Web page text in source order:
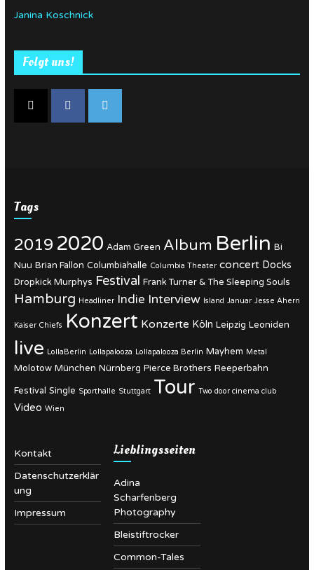
Janina Koschnick
Folgt uns!
Tags
2019 2020 Adam Green Album Berlin Bi
Nuu Brian Fallon Columbiahalle Columbia Theater concert Docks
Dropkick Murphys Festival Frank Turner & The Sleeping Souls
Hamburg Headliner Indie Interview Island Januar Jesse Ahern
Kaiser Chiefs Konzert Konzerte Köln Leipzig Leoniden
live LollaBerlin Lollapalooza Lollapalooza Berlin Mayhem Metal
Molotow München Nürnberg Pierce Brothers Reeperbahn
Festival Single Sporthalle Stuttgart Tour Two door cinema club
Video Wien
Kontakt
Datenschutzerklär
ung
Impressum
Lieblingsseiten
Adina
Scharfenberg
Photography
Bleistiftrocker
Common-Tales